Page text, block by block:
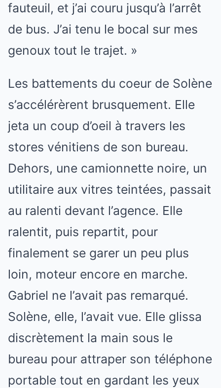
fauteuil, et j’ai couru jusqu’à l’arrêt
de bus. J’ai tenu le bocal sur mes
genoux tout le trajet. »
Les battements du coeur de Solène
s’accélérèrent brusquement. Elle
jeta un coup d’oeil à travers les
stores vénitiens de son bureau.
Dehors, une camionnette noire, un
utilitaire aux vitres teintées, passait
au ralenti devant l’agence. Elle
ralentit, puis repartit, pour
finalement se garer un peu plus
loin, moteur encore en marche.
Gabriel ne l’avait pas remarqué.
Solène, elle, l’avait vue. Elle glissa
discrètement la main sous le
bureau pour attraper son téléphone
portable tout en gardant les yeux